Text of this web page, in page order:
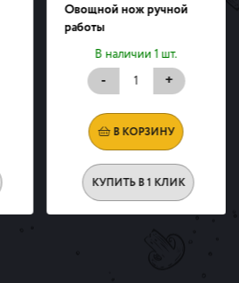
Овощной нож ручной
работы
В наличии 1 шт.
- +
В КОРЗИНУ
КУПИТЬ В 1 КЛИК